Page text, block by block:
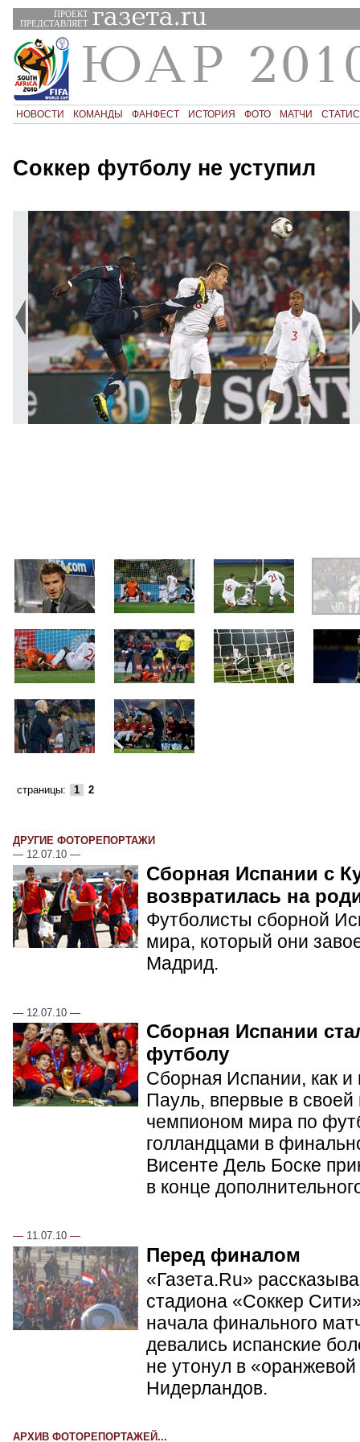
ПРОЕКТ
ПРЕДСТАВЛЯЕТ
НОВОСТИ КОМАНДЫ ФАНФЕСТ ИСТОРИЯ ФОТО МАТЧИ
Соккер футболу не уступил
страницы: 1 2
ДРУГИЕ ФОТОРЕПОРТАЖИ
— 12.07.10 —
Сборная Испании с
возвратилась на
Футболисты сборной
мира, который они
Мадрид.
— 12.07.10 —
Сборная Испании
футболу
Сборная Испании, как и
Пауль, впервые в своей
чемпионом мира по
голландцами в
Висенте Дель Боске
в конце
— 11.07.10 —
Перед финалом
«Газета.Ru»
стадиона «Соккер
начала финального
девались испанские
не утонул в
Нидерландов.
АРХИВ ФОТОРЕПОРТАЖЕЙ...